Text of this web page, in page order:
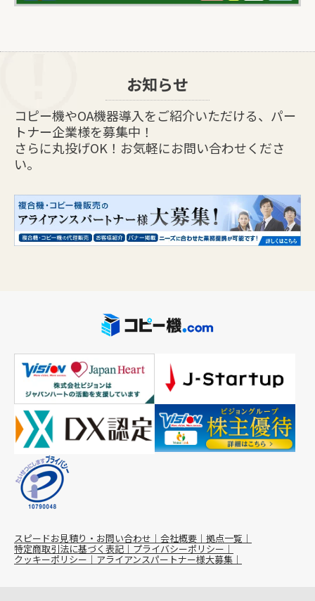
お知らせ
コピー機やOA機器導入をご紹介いただける、パー
トナー企業様を募集中！
さらに丸投げOK！お気軽にお問い合わせくださ
い。
スピードお見積り・お問い合わせ 会社概要 拠点一覧
特定商取引法に基づく表記 プライバシーポリシー
クッキーポリシー アライアンスパートナー様大募集